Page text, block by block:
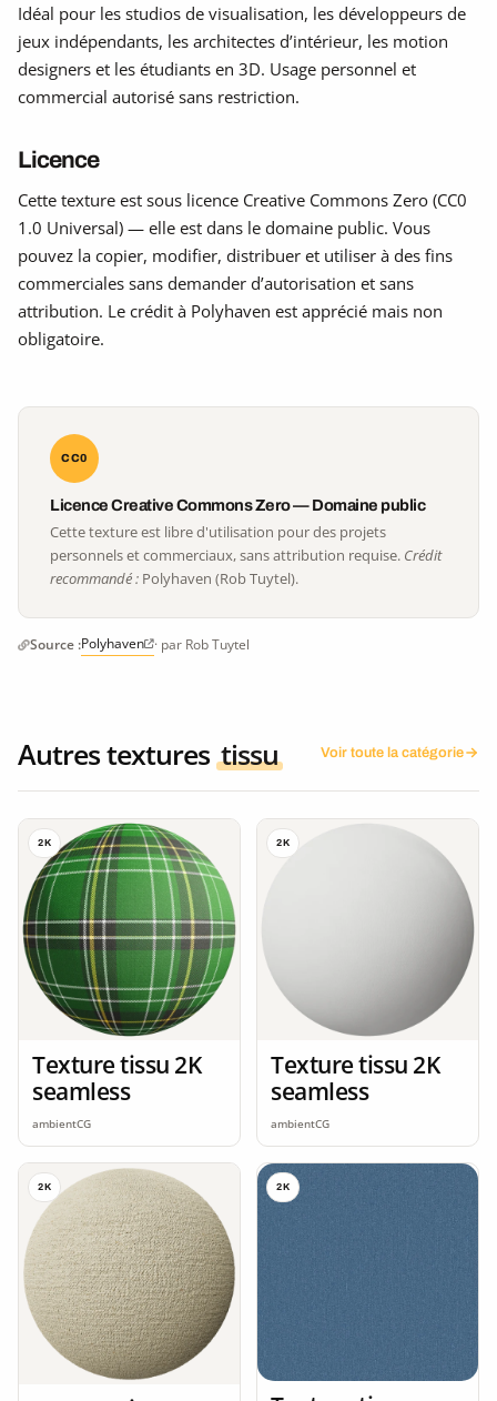
Idéal pour les studios de visualisation, les développeurs de
jeux indépendants, les architectes d’intérieur, les motion
designers et les étudiants en 3D. Usage personnel et
commercial autorisé sans restriction.
Licence
Cette texture est sous licence Creative Commons Zero (CC0
1.0 Universal) — elle est dans le domaine public. Vous
pouvez la copier, modifier, distribuer et utiliser à des fins
commerciales sans demander d’autorisation et sans
attribution. Le crédit à Polyhaven est apprécié mais non
obligatoire.
CC0
Licence Creative Commons Zero — Domaine public
Cette texture est libre d'utilisation pour des projets
personnels et commerciaux, sans attribution requise. Crédit
recommandé : Polyhaven (Rob Tuytel).
Source :Polyhaven · par Rob Tuytel
Autres textures tissu Voir toute la catégorie
2K
Texture tissu 2K
seamless
ambientCG
2K
Texture tissu 2K
seamless
ambientCG
2K 2K